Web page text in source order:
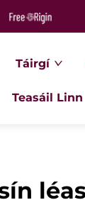
Táirgí
Teasáil Linn